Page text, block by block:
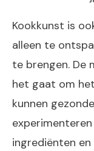
Kookkunst is
alleen te
te brengen. De
het gaat om
kunnen
ingrediënten en